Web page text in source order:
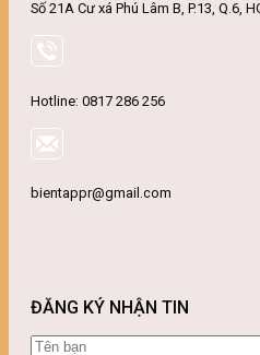
Số 21A Cư xá Phú Lâm B, P.13, Q.6,
Hotline: 0817 286 256
bientappr@gmail.com
ĐĂNG KÝ NHẬN TIN